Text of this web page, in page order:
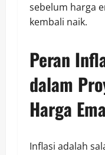
sebelum harga
kembali naik.
Peran
dalam
Harga
Inflasi adalah